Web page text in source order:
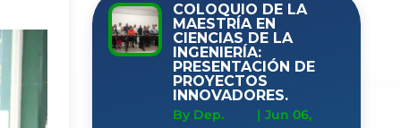
COLOQUIO DE LA
MAESTRÍA EN
CIENCIAS DE LA
INGENIERÍA:
PRESENTACIÓN DE
PROYECTOS
INNOVADORES.
By Dep.
| Jun 06,